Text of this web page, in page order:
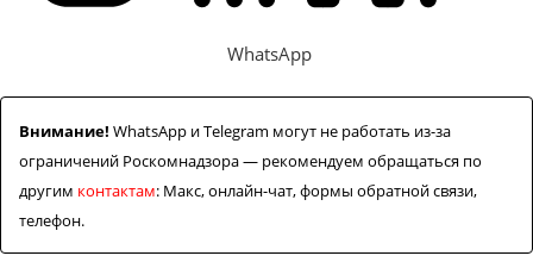
WhatsApp
Внимание! WhatsApp и Telegram могут не работать из-за
ограничений Роскомнадзора — рекомендуем обращаться по
другим контактам: Макс, онлайн-чат, формы обратной связи,
телефон.